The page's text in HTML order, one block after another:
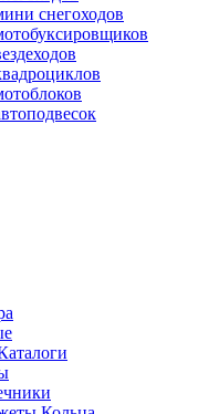
снегоходов